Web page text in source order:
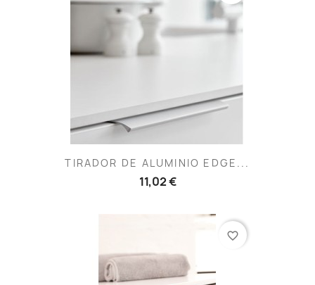
TIRADOR DE ALUMINIO EDGE...
11,02 €
favorite_border